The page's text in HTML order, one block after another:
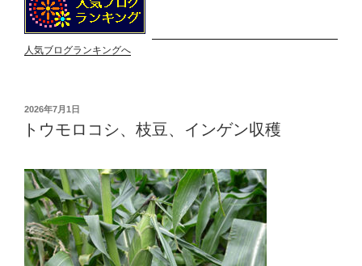
人気ブログランキングへ
投
稿
日:
2026年7月1日
トウモロコシ、枝豆、インゲン収穫